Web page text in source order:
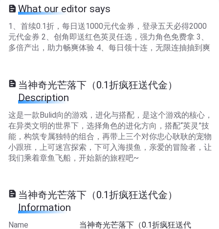
What our editor says
1、首续0.1折，每日送1000元代金券，登录五天必得2000
元代金券 2、创角即送红色英灵任选，强力角色免费拿 3、
多倍产出，助力畅爽体验 4、每日领十连，无限连抽抽到爽
当神奇光芒落下（0.1折疯狂送代金）
Description
这是一款Bulid向的游戏，进化与搭配，是这个游戏的核心，
在异类文明的世界下，选择角色的进化方向，搭配“英灵”技
能，构筑专属独特的组合，再带上三个对你忠心耿耿的宠物
小跟班，上可迷宫探索，下可入海摸鱼，亲爱的冒险者，让
我们乘着章鱼飞船，开始新的旅程吧~
当神奇光芒落下（0.1折疯狂送代金）
Information
Name
当神奇光芒落下（0.1折疯狂送代